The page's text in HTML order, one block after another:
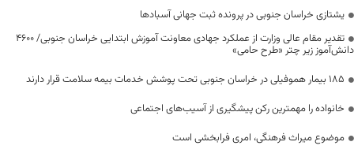
یشتازی خراسان جنوبی در پرونده ثبت جهانی آسبادها
تقدیر مقام عالی وزارت از عملکرد جهادی معاونت آموزش ابتدایی خراسان جنوبی/ ۴۶۰۰
دانش‌آموز زیر چتر «طرح حامی»
۱۸۵ بیمار هموفیلی در خراسان جنوبی تحت پوشش خدمات بیمه سلامت قرار دارند
خانواده را مهمترین رکن پیشگیری از آسیب‌های اجتماعی
موضوع میراث فرهنگی، امری فرابخشی است